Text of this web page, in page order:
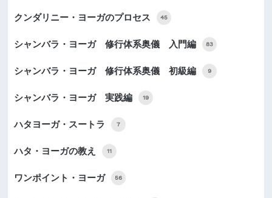
クンダリニー・ヨーガのプロセス 45
シャンバラ・ヨーガ 修行体系奥儀 入門編 83
シャンバラ・ヨーガ 修行体系奥儀 初級編 9
シャンバラ・ヨーガ 実践編 19
ハタヨーガ・スートラ 7
ハタ・ヨーガの教え 11
ワンポイント・ヨーガ 56